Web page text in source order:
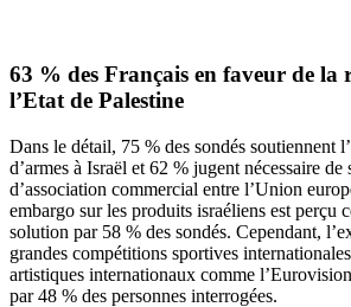
63 % des Français en faveur de la
l’Etat de Palestine
Dans le détail, 75 % des sondés soutiennent
d’armes à Israël et 62 % jugent nécessaire de
d’association commercial entre l’Union
embargo sur les produits israéliens est perçu
solution par 58 % des sondés. Cependant,
grandes compétitions sportives
artistiques internationaux comme
par 48 % des personnes interrogées.